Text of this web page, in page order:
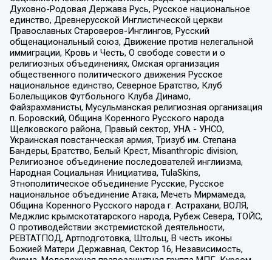
Духовно-Родовая Держава Русь, Русское национальное
единство, Древнерусской Инглистической церкви
Православных Староверов-Инглингов, Русский
общенациональный союз, Движение против нелегальной
иммиграции, Кровь и Честь, О свободе совести и о
религиозных объединениях, Омская организация
общественного политического движения Русское
национальное единство, Северное Братство, Клуб
Болельщиков Футбольного Клуба Динамо,
Файзрахманисты, Мусульманская религиозная организация
п. Боровский, Община Коренного Русского народа
Щелковского района, Правый сектор, УНА - УНСО,
Украинская повстанческая армия, Тризуб им. Степана
Бандеры, Братство, Белый Крест, Misanthropic division,
Религиозное объединение последователей инглиизма,
Народная Социальная Инициатива, TulaSkins,
Этнополитическое объединение Русские, Русское
национальное объединение Атака, Мечеть Мирмамеда,
Община Коренного Русского народа г. Астрахани, ВОЛЯ,
Меджлис крымскотатарского народа, Рубеж Севера, ТОЙС,
О противодействии экстремистской деятельности,
РЕВТАТПОД, Артподготовка, Штольц, В честь иконы
Божией Матери Державная, Сектор 16, Независимость,